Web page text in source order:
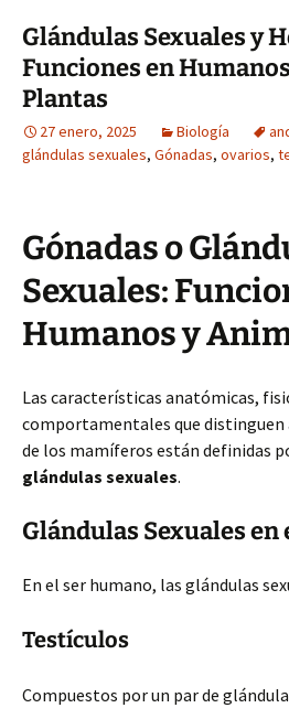
Glándulas Sexuales y
Funciones en
Plantas
27 enero, 2025 Biología
glándulas sexuales, Gónadas, ovarios,
Gónadas o
Sexuales:
Humanos y
Las características anatómicas,
comportamentales que distinguen
de los mamíferos están definidas
glándulas sexuales.
Glándulas Sexuales en
En el ser humano, las glándulas
Testículos
Compuestos por un par de